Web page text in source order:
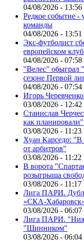
04/08/2026 - 13:56
Редкое событие -
команды
04/08/2026 - 13:51
Экс-футболист
европейском
04/08/2026 - 07:58
"Велес" обыграл
сезоне Первой
04/08/2026 - 07:54
Игорь
03/08/2026 - 12:42
Станислав
как планировали"
03/08/2026 - 11:23
Хуан Карседо: "В
от арбитров"
03/08/2026 - 11:22
В ворота
розыгрыша
03/08/2026 - 11:17
Лига ПАРИ.
«СКА-
03/08/2026 - 06:07
Лига ПАРИ.
"Шинником"
03/08/2026 - 06:04